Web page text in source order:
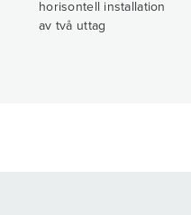
horisontell installation
av två uttag